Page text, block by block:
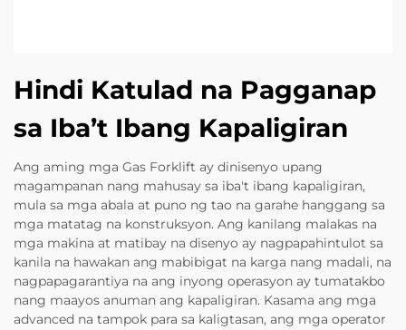
Hindi Katulad na Pagganap
sa Iba’t Ibang Kapaligiran
Ang aming mga Gas Forklift ay dinisenyo upang
magampanan nang mahusay sa iba't ibang kapaligiran,
mula sa mga abala at puno ng tao na garahe hanggang sa
mga matatag na konstruksyon. Ang kanilang malakas na
mga makina at matibay na disenyo ay nagpapahintulot sa
kanila na hawakan ang mabibigat na karga nang madali, na
nagpapagarantiya na ang inyong operasyon ay tumatakbo
nang maayos anuman ang kapaligiran. Kasama ang mga
advanced na tampok para sa kaligtasan, ang mga operator